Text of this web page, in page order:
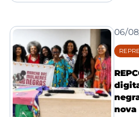
06/
nova